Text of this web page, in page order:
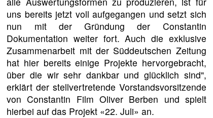
uns bereits jetzt voll aufgegangen und setzt sich
nun mit der Gründung der Constantin
Dokumentation weiter fort. Auch die exklusive
Zusammenarbeit mit der Süddeutschen Zeitung
hat hier bereits einige Projekte hervorgebracht,
über die wir sehr dankbar und glücklich sind",
erklärt der stellvertretende Vorstandsvorsitzende
von Constantin Film Oliver Berben und spielt
hierbei auf das Projekt «22. Juli» an.